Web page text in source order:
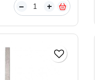
– +